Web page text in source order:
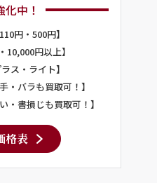
化中！
円・500円】
10,000円以上】
ス・ライト】
・バラも買取可！】
・書損じも買取可！】
格表